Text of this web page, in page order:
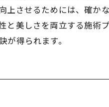
させるためには、確か
美しさを両立する施術
得られます。